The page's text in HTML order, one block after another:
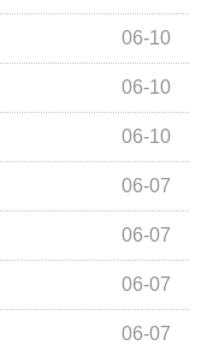
06-10
06-10
06-10
06-07
06-07
06-07
06-07